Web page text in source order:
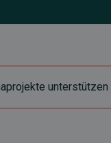
unterstützen